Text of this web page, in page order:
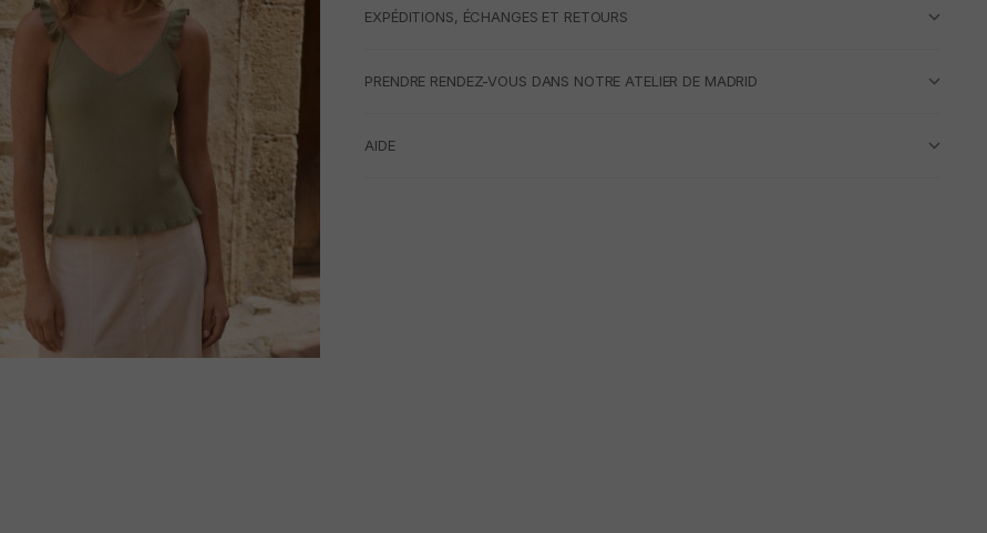
EXPÉDITIONS, ÉCHANGES ET RETOURS
PRENDRE RENDEZ-VOUS DANS NOTRE ATELIER DE MADRID
AIDE